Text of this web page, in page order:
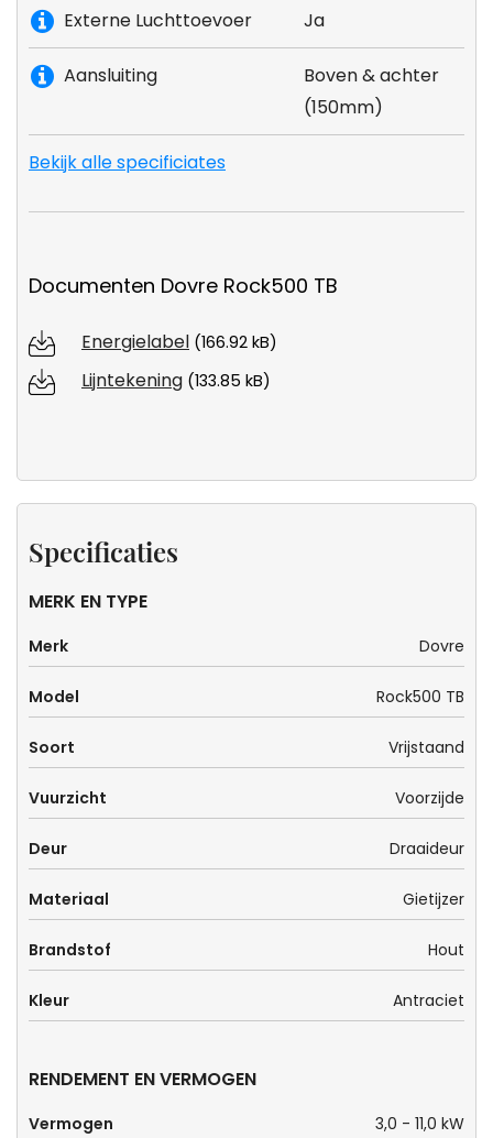
Externe Luchttoevoer Ja
Aansluiting
Boven & achter
(150mm)
Bekijk alle specificiates
Documenten Dovre Rock500 TB
Energielabel (166.92 kB)
Lijntekening (133.85 kB)
Specificaties
MERK EN TYPE
Merk Dovre
Model Rock500 TB
Soort Vrijstaand
Vuurzicht Voorzijde
Deur Draaideur
Materiaal Gietijzer
Brandstof Hout
Kleur Antraciet
RENDEMENT EN VERMOGEN
Vermogen 3,0 - 11,0 kW